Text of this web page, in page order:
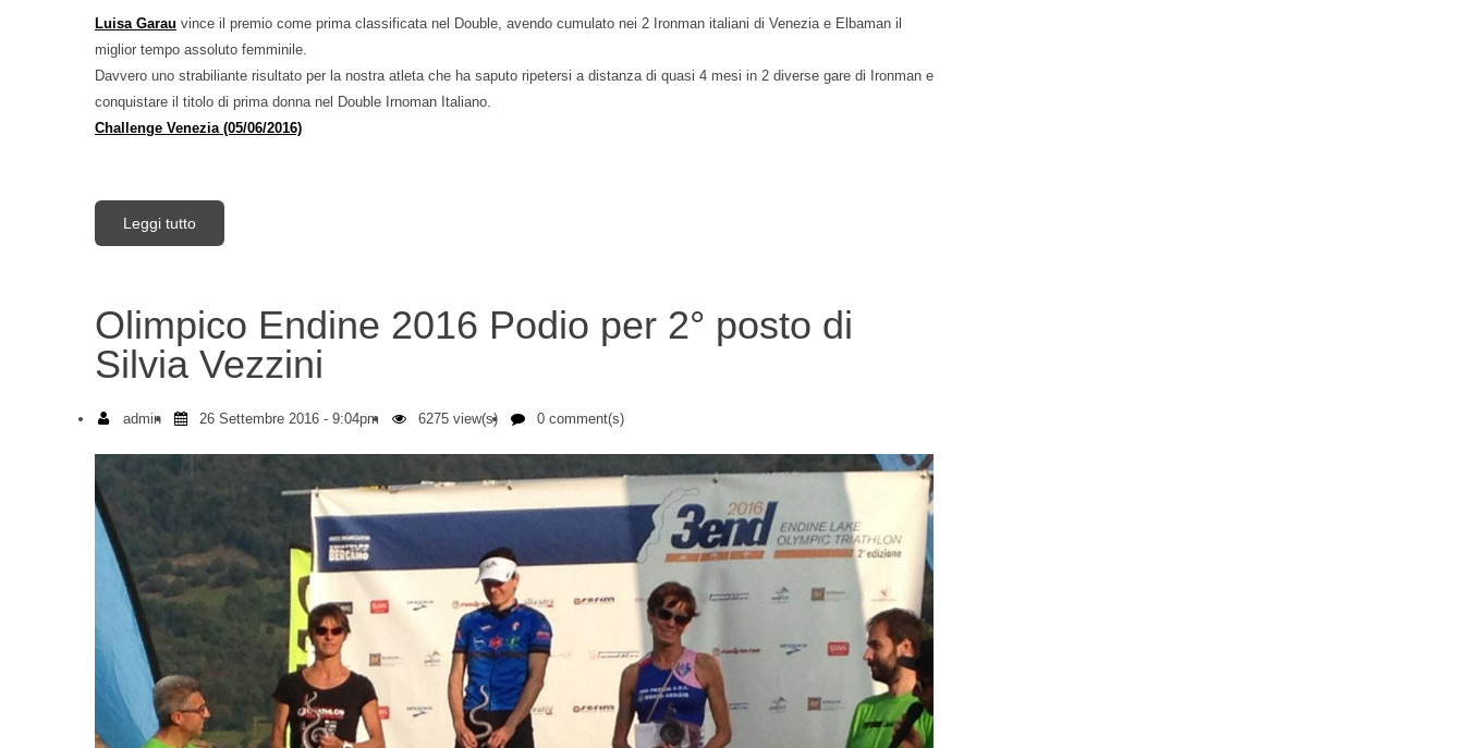
Luisa Garau vince il premio come prima classificata nel Double, avendo cumulato nei 2 Ironman italiani di Venezia e Elbaman il
miglior tempo assoluto femminile.
Davvero uno strabiliante risultato per la nostra atleta che ha saputo ripetersi a distanza di quasi 4 mesi in 2 diverse gare di Ironman e
conquistare il titolo di prima donna nel Double Irnoman Italiano.
Challenge Venezia (05/06/2016)
Leggi tutto
Olimpico Endine 2016 Podio per 2° posto di
Silvia Vezzini
admin 26 Settembre 2016 - 9:04pm 6275 view(s) 0 comment(s)